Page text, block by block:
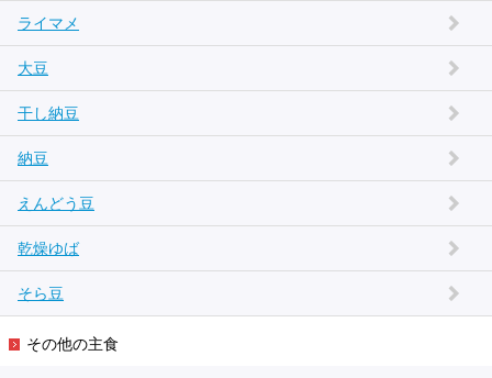
ライマメ
大豆
干し納豆
納豆
えんどう豆
乾燥ゆば
そら豆
その他の主食